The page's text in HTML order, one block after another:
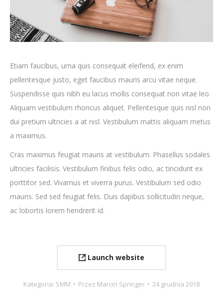
Etiam faucibus, urna quis consequat eleifend, ex enim
pellentesque justo, eget faucibus mauris arcu vitae neque.
Suspendisse quis nibh eu lacus mollis consequat non vitae leo.
Aliquam vestibulum rhoncus aliquet. Pellentesque quis nisl non
dui pretium ultricies a at nisl. Vestibulum mattis aliquam metus
a maximus.
Cras maximus feugiat mauris at vestibulum. Phasellus sodales
ultricies facilisis. Vestibulum finibus felis odio, ac tincidunt ex
porttitor sed. Vivamus et viverra purus. Vestibulum sed odio
mauris. Sed sed feugiat felis. Duis dapibus sollicitudin neque,
ac lobortis lorem hendrerit id.
Launch website
Kategoria: SMM Przez Marcin Springer 24 grudnia 2018